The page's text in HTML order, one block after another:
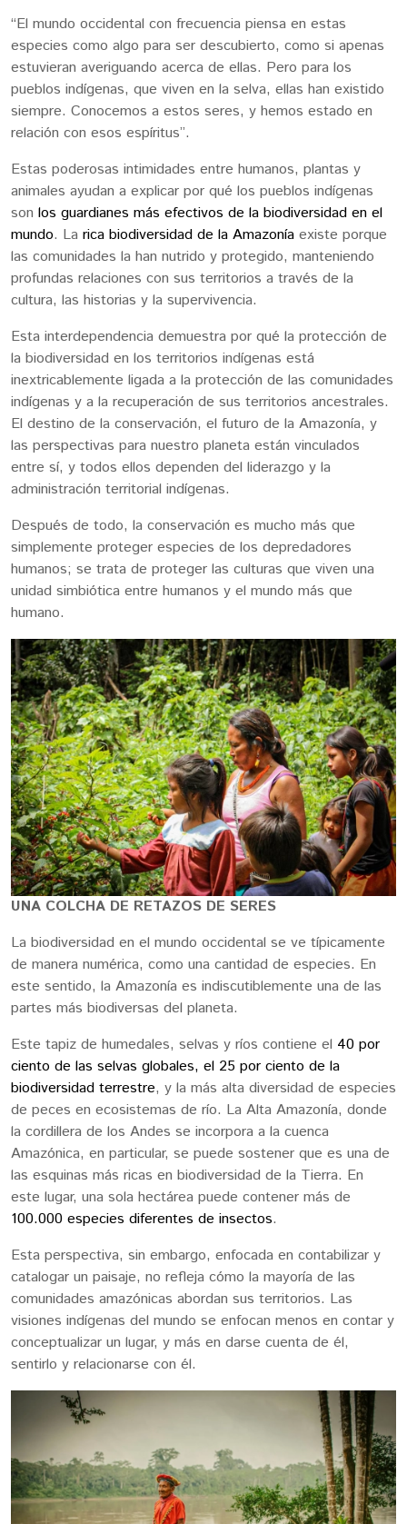
“El mundo occidental con frecuencia piensa en estas
especies como algo para ser descubierto, como si apenas
estuvieran averiguando acerca de ellas. Pero para los
pueblos indígenas, que viven en la selva, ellas han existido
siempre. Conocemos a estos seres, y hemos estado en
relación con esos espíritus”.
Estas poderosas intimidades entre humanos, plantas y
animales ayudan a explicar por qué los pueblos indígenas
son los guardianes más efectivos de la biodiversidad en el
mundo. La rica biodiversidad de la Amazonía existe porque
las comunidades la han nutrido y protegido, manteniendo
profundas relaciones con sus territorios a través de la
cultura, las historias y la supervivencia.
Esta interdependencia demuestra por qué la protección de
la biodiversidad en los territorios indígenas está
inextricablemente ligada a la protección de las comunidades
indígenas y a la recuperación de sus territorios ancestrales.
El destino de la conservación, el futuro de la Amazonía, y
las perspectivas para nuestro planeta están vinculados
entre sí, y todos ellos dependen del liderazgo y la
administración territorial indígenas.
Después de todo, la conservación es mucho más que
simplemente proteger especies de los depredadores
humanos; se trata de proteger las culturas que viven una
unidad simbiótica entre humanos y el mundo más que
humano.
UNA COLCHA DE RETAZOS DE SERES
La biodiversidad en el mundo occidental se ve típicamente
de manera numérica, como una cantidad de especies. En
este sentido, la Amazonía es indiscutiblemente una de las
partes más biodiversas del planeta.
Este tapiz de humedales, selvas y ríos contiene el 40 por
ciento de las selvas globales, el 25 por ciento de la
biodiversidad terrestre, y la más alta diversidad de especies
de peces en ecosistemas de río. La Alta Amazonía, donde
la cordillera de los Andes se incorpora a la cuenca
Amazónica, en particular, se puede sostener que es una de
las esquinas más ricas en biodiversidad de la Tierra. En
este lugar, una sola hectárea puede contener más de
100.000 especies diferentes de insectos.
Esta perspectiva, sin embargo, enfocada en contabilizar y
catalogar un paisaje, no refleja cómo la mayoría de las
comunidades amazónicas abordan sus territorios. Las
visiones indígenas del mundo se enfocan menos en contar y
conceptualizar un lugar, y más en darse cuenta de él,
sentirlo y relacionarse con él.